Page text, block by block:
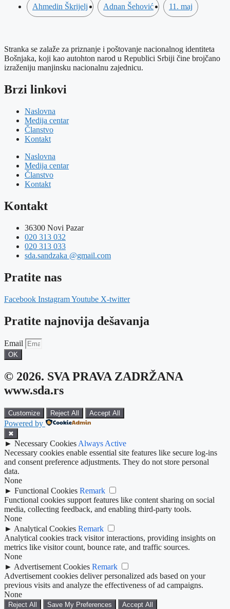
Ahmedin Škrijelj Adnan Šehović 11. maj
Stranka se zalaže za priznanje i poštovanje nacionalnog identiteta
Bošnjaka, koji kao autohton narod u Republici Srbiji čine brojčano
izraženiju manjinsku nacionalnu zajednicu.
Brzi linkovi
Naslovna
Medija centar
Članstvo
Kontakt
Naslovna
Medija centar
Članstvo
Kontakt
Kontakt
36300 Novi Pazar
020 313 032
020 313 033
sda.sandzaka @gmail.com
Pratite nas
Facebook InstagramYoutube X-twitter
Pratite najnovija dešavanja
Email
OK
© 2026. SVA PRAVA ZADRŽANA
www.sda.rs
Customize Reject All Accept All
Powered by
✖
► Necessary Cookies Always Active
Necessary cookies enable essential site features like secure log-ins
and consent preference adjustments. They do not store personal
data.
None
► Functional Cookies Remark
Functional cookies support features like content sharing on social
media, collecting feedback, and enabling third-party tools.
None
► Analytical Cookies Remark
Analytical cookies track visitor interactions, providing insights on
metrics like visitor count, bounce rate, and traffic sources.
None
► Advertisement Cookies Remark
Advertisement cookies deliver personalized ads based on your
previous visits and analyze the effectiveness of ad campaigns.
None
Reject All Save My Preferences Accept All